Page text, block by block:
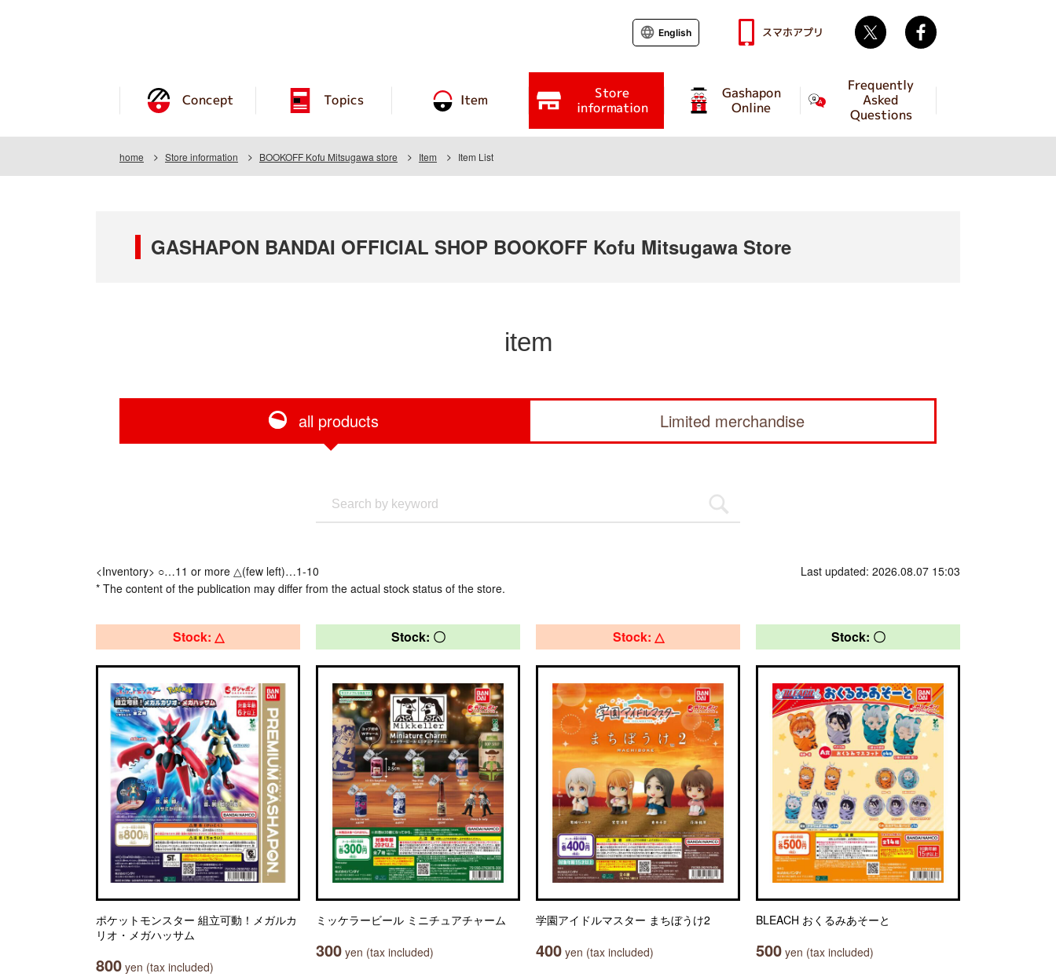
Concept Topics Item Store
information
Gashapon
Online
Frequently
Asked
Questions
English スマホアプリ Twitter
home Store information BOOKOFF Kofu Mitsugawa store Item Item List
GASHAPON BANDAI OFFICIAL SHOP BOOKOFF Kofu Mitsugawa Store
item
all products Limited merchandise
<Inventory> ○…11 or more △(few left)…1-10
* The content of the publication may differ from the actual stock status of the store.
Last updated: 2026.08.07 15:03
Stock: △
ポケットモンスター 組立可動！メガルカ
リオ・メガハッサム
800 yen (tax included)
Stock: 〇
ミッケラービール ミニチュアチャーム
300 yen (tax included)
Stock: △
学園アイドルマスター まちぼうけ2
400 yen (tax included)
Stock: 〇
BLEACH おくるみあそーと
500 yen (tax included)